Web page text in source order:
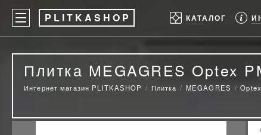
P LITKASHOP КАТАЛОГ
Плитка MEGAGRES Optex
Интернет магазин PLITKASHOP Плитка MEGAGRES Optex